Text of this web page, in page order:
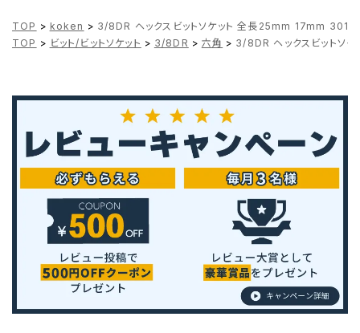
TOP > koken > 3/8DR ヘックスビットソケット 全長25mm 17mm
TOP > ビット/ビットソケット > 3/8DR > 六角 > 3/8DR ヘックスビットソ